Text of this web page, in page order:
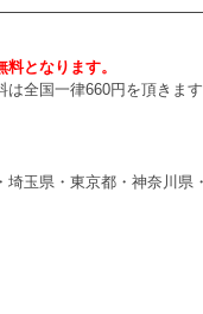
料となります。
全国一律660円を頂きます
玉県・東京都・神奈川